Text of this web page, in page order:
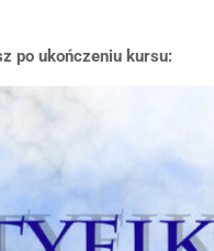
po ukończeniu kursu: